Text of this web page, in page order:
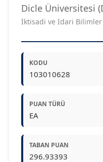
Dicle Üniversitesi
İktisadi ve İdari Bilimler
KODU
103010628
PUAN TÜRÜ
EA
TABAN PUAN
296.93393